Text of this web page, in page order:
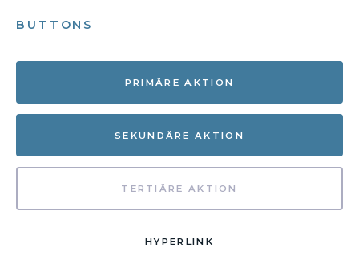
BUTTONS
PRIMÄRE AKTION
SEKUNDÄRE AKTION
TERTIÄRE AKTION
HYPERLINK